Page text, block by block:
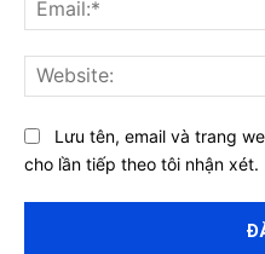
Lưu tên, email và trang
cho lần tiếp theo tôi nhận xét.